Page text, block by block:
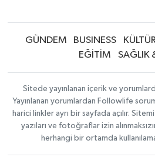
GÜNDEM BUSINESS
EĞİTİM
SAĞLIK
Sitede yayınlanan içerik ve
Yayınlanan yorumlardan Followlife
harici linkler ayrı bir sayfada açılır.
yazıları ve fotoğraflar izin
herhangi bir ortamda